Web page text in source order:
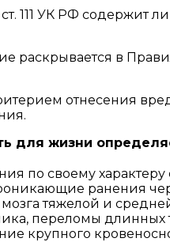
111 УК РФ содержит
раскрывается в
отнесения
для жизни
по своему характеру
ранения
мозга тяжелой и
переломы длинных
крупного